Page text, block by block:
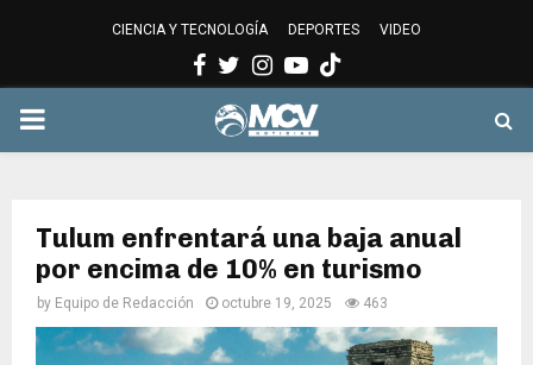
CIENCIA Y TECNOLOGÍA DEPORTES VIDEO
Facebook
Twitter
Instagram
Youtube
PRIMARY
Tulum enfrentará una baja anual
por encima de 10% en turismo
by Equipo de Redacción octubre 19, 2025 463